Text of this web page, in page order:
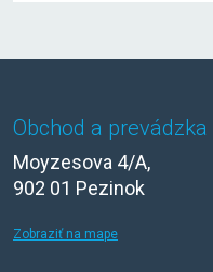
Obchod a prevádzka
Moyzesova 4/A,
902 01 Pezinok
Zobraziť na mape